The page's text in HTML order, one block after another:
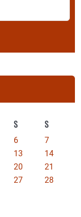
S S
6
7
13
14
20
21
27
28